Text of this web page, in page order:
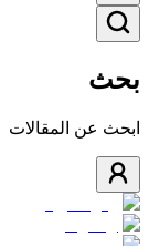
بحث
ابحث عن المقالات